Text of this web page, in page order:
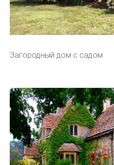
Загородный дом с садом